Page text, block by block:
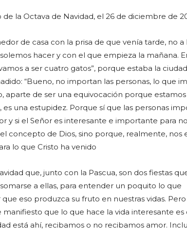
la Octava de Navidad, el 26 de diciembre de
de casa con la prisa de que venía tarde, no a
hacer y con el que empieza la mañana.
a ser cuatro gatos”, porque estaba la
“Bueno, no importan las personas, lo que
aparte de ser una equivocación porque
una estupidez. Porque sí que las personas
y si el Señor es interesante e importante para
concepto de Dios, sino porque, realmente, nos
lo que Cristo ha venido
que, junto con la Pascua, son dos fiestas
a ellas, para entender un poquito lo que
eso produzca su fruto en nuestras vidas.
que lo que hace la vida interesante es
está ahí, recibamos o no recibamos amor.